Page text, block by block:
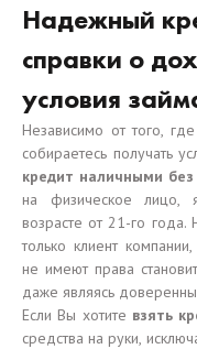
Надежный
справки о
условия
Независимо от того,
собираетесь получать
кредит наличными без
на физическое лицо,
возрасте от 21-го года.
только клиент
не имеют права
даже являясь
Если Вы хотите взять
средства на руки,